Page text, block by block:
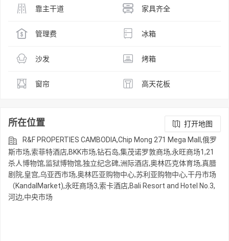
靠主干道 家具齐全
管理费 冰箱
沙发 烤箱
窗帘 高天花板
所在位置
打开地图
R&F PROPERTIES CAMBODIA,Chip Mong 271 Mega Mall,俄罗
斯市场,索菲特酒店,BKK市场,钻石岛,集茂诺罗敦商场,永旺商场1,21
杀人博物馆,监狱博物馆,独立纪念碑,洲际酒店,奥林匹克体育场,真腊
剧院,皇宫,乌亚西市场,奥林匹亚购物中心,苏利亚购物中心,干丹市场
（KandalMarket),永旺商场3,索卡酒店,Bali Resort and Hotel No.3,
河边,中央市场